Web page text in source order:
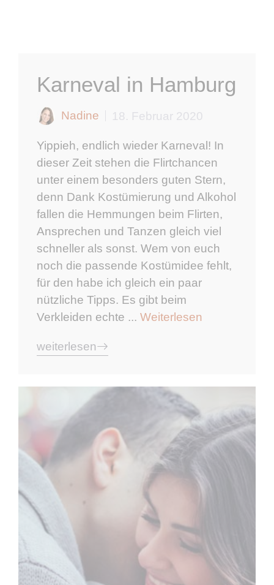
Karneval in Hamburg
Nadine 18. Februar 2020
Yippieh, endlich wieder Karneval! In
dieser Zeit stehen die Flirtchancen
unter einem besonders guten Stern,
denn Dank Kostümierung und Alkohol
fallen die Hemmungen beim Flirten,
Ansprechen und Tanzen gleich viel
schneller als sonst. Wem von euch
noch die passende Kostümidee fehlt,
für den habe ich gleich ein paar
nützliche Tipps. Es gibt beim
Verkleiden echte ... Weiterlesen
weiterlesen